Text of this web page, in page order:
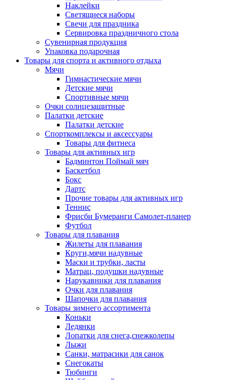
Наклейки
Светящиеся наборы
Свечи для праздника
Сервировка праздничного стола
Сувенирная продукция
Упаковка подарочная
Товары для спорта и активного отдыха
Мячи
Гимнастические мячи
Детские мячи
Спортивные мячи
Очки солнцезащитные
Палатки детские
Палатки детские
Спорткомплексы и аксессуары
Товары для фитнеса
Товары для активных игр
Бадминтон Поймай мяч
Баскетбол
Бокс
Дартс
Прочие товары для активных игр
Теннис
Фрисби Бумеранги Самолет-планер
Футбол
Товары для плавания
Жилеты для плавания
Круги,мячи надувные
Маски и трубки, ласты
Матрац, подушки надувные
Нарукавники для плавания
Очки для плавания
Шапочки для плавания
Товары зимнего ассортимента
Коньки
Ледянки
Лопатки для снега,снежколепы
Лыжи
Санки, матрасики для санок
Снегокаты
Тюбинги